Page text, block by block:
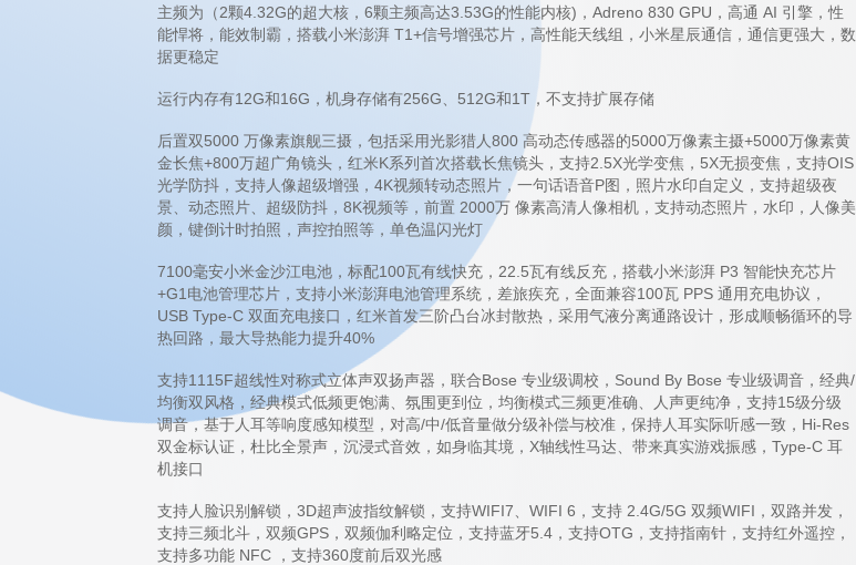
主频为（2颗4.32G的超大核，6颗主频高达3.53G的性能内核)，Adreno 830 GPU，高通 AI 引擎，性
能悍将，能效制霸，搭载小米澎湃 T1+信号增强芯片，高性能天线组，小米星辰通信，通信更强大，数
据更稳定
运行内存有12G和16G，机身存储有256G、512G和1T，不支持扩展存储
后置双5000 万像素旗舰三摄，包括采用光影猎人800 高动态传感器的5000万像素主摄+5000万像素黄
金长焦+800万超广角镜头，红米K系列首次搭载长焦镜头，支持2.5X光学变焦，5X无损变焦，支持OIS
光学防抖，支持人像超级增强，4K视频转动态照片，一句话语音P图，照片水印自定义，支持超级夜
景、动态照片、超级防抖，8K视频等，前置 2000万 像素高清人像相机，支持动态照片，水印，人像美
颜，键倒计时拍照，声控拍照等，单色温闪光灯
7100毫安小米金沙江电池，标配100瓦有线快充，22.5瓦有线反充，搭载小米澎湃 P3 智能快充芯片
+G1电池管理芯片，支持小米澎湃电池管理系统，差旅疾充，全面兼容100瓦 PPS 通用充电协议，
USB Type-C 双面充电接口，红米首发三阶凸台冰封散热，采用气液分离通路设计，形成顺畅循环的导
热回路，最大导热能力提升40%
支持1115F超线性对称式立体声双扬声器，联合Bose 专业级调校，Sound By Bose 专业级调音，经典/
均衡双风格，经典模式低频更饱满、氛围更到位，均衡模式三频更准确、人声更纯净，支持15级分级
调音，基于人耳等响度感知模型，对高/中/低音量做分级补偿与校准，保持人耳实际听感一致，Hi-Res
双金标认证，杜比全景声，沉浸式音效，如身临其境，X轴线性马达、带来真实游戏振感，Type-C 耳
机接口
支持人脸识别解锁，3D超声波指纹解锁，支持WIFI7、WIFI 6，支持 2.4G/5G 双频WIFI，双路并发，
支持三频北斗，双频GPS，双频伽利略定位，支持蓝牙5.4，支持OTG，支持指南针，支持红外遥控，
支持多功能 NFC ，支持360度前后双光感